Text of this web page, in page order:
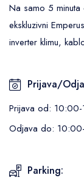
Na samo 5
ekskluzivni
inverter klimu,
Prijava/
Prijava od:
Odjava do:
Parking: